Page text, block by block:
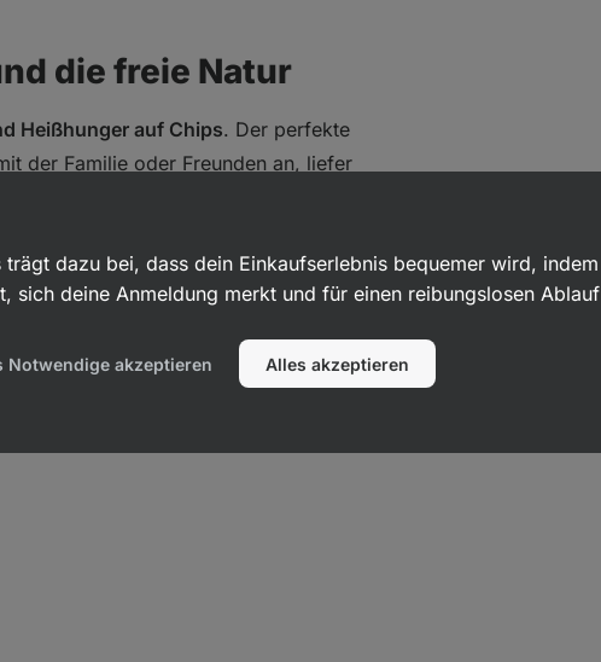
die freie Natur
Heißhunger auf Chips. Der perfekte
der Familie oder Freunden an, liefer
einem guten Film.
dazu bei, dass dein Einkaufserlebnis bequemer wird, indem
sich deine Anmeldung merkt und für einen reibungslosen Ablauf
Notwendige akzeptieren Alles akzeptieren